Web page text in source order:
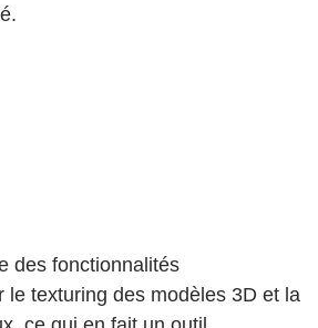
des fonctionnalités
le texturing des modèles 3D et la